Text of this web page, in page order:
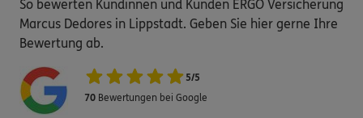
So bewerten Kundinnen und Kunden ERGO Versicherung
Marcus Dedores in Lippstadt. Geben Sie hier gerne Ihre
Bewertung ab.
5/5
70 Bewertungen bei Google